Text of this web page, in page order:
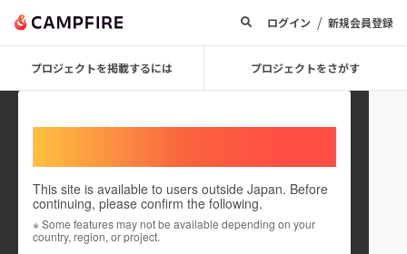
ログイン / 新規会員登録
プロジェクトを掲載するには プロジェクトをさがす
This site is available to users outside Japan. Before
continuing, please confirm the following.
※ Some features may not be available depending on your
country, region, or project.
lowahd